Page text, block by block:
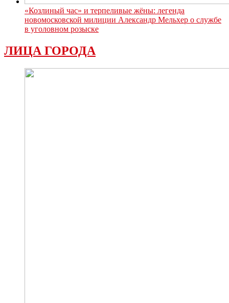
«Козлиный час» и терпеливые жёны: легенда
новомосковской милиции Александр Мельхер о службе
в уголовном розыске
ЛИЦА ГОРОДА